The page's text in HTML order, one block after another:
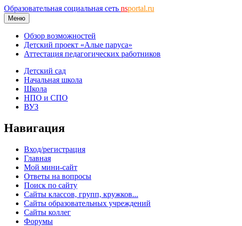
Образовательная социальная сеть nsportal.ru
Меню
Обзор возможностей
Детский проект «Алые паруса»
Аттестация педагогических работников
Детский сад
Начальная школа
Школа
НПО и СПО
ВУЗ
Навигация
Вход/регистрация
Главная
Мой мини-сайт
Ответы на вопросы
Поиск по сайту
Сайты классов, групп, кружков...
Сайты образовательных учреждений
Сайты коллег
Форумы